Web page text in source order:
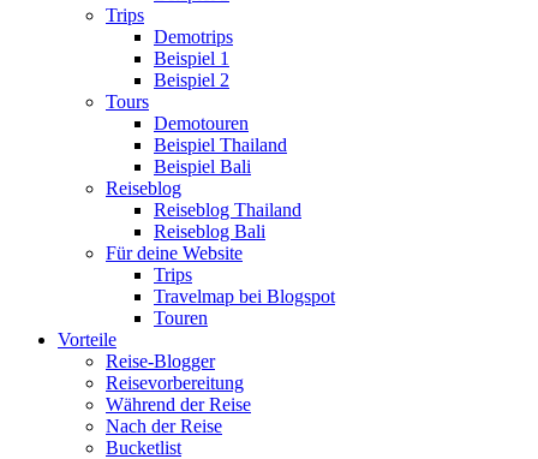
Trips
Demotrips
Beispiel 1
Beispiel 2
Tours
Demotouren
Beispiel Thailand
Beispiel Bali
Reiseblog
Reiseblog Thailand
Reiseblog Bali
Für deine Website
Trips
Travelmap bei Blogspot
Touren
Vorteile
Reise-Blogger
Reisevorbereitung
Während der Reise
Nach der Reise
Bucketlist